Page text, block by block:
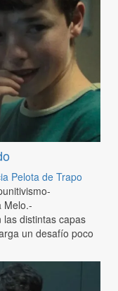
Pelota de Trapo
Melo.-
distintas capas
un desafío poco